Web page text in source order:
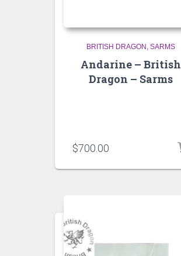
BRITISH DRAGON SARMS
Andarine – British
Dragon – Sarms
$700.00